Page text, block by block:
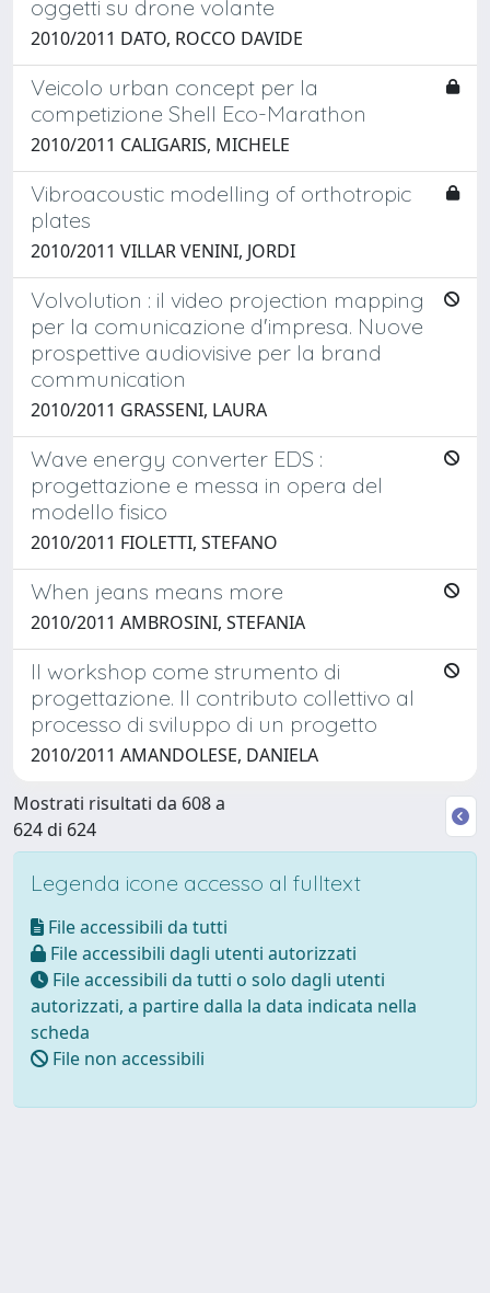
oggetti su drone volante
2010/2011 DATO, ROCCO DAVIDE
Veicolo urban concept per la
competizione Shell Eco-Marathon
2010/2011 CALIGARIS, MICHELE
Vibroacoustic modelling of orthotropic
plates
2010/2011 VILLAR VENINI, JORDI
Volvolution : il video projection mapping
per la comunicazione d'impresa. Nuove
prospettive audiovisive per la brand
communication
2010/2011 GRASSENI, LAURA
Wave energy converter EDS :
progettazione e messa in opera del
modello fisico
2010/2011 FIOLETTI, STEFANO
When jeans means more
2010/2011 AMBROSINI, STEFANIA
Il workshop come strumento di
progettazione. Il contributo collettivo al
processo di sviluppo di un progetto
2010/2011 AMANDOLESE, DANIELA
Mostrati risultati da 608 a
624 di 624
Legenda icone accesso al fulltext
File accessibili da tutti
File accessibili dagli utenti autorizzati
File accessibili da tutti o solo dagli utenti
autorizzati, a partire dalla la data indicata nella
scheda
File non accessibili